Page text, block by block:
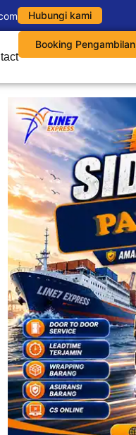
Hubungi kami
Booking Pengambilan